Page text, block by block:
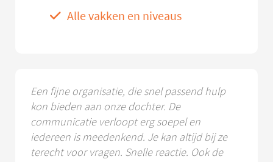
Alle vakken en niveaus
Een fijne organisatie, die snel passend hulp
kon bieden aan onze dochter. De
communicatie verloopt erg soepel en
iedereen is meedenkend. Je kan altijd bij ze
terecht voor vragen. Snelle reactie. Ook de